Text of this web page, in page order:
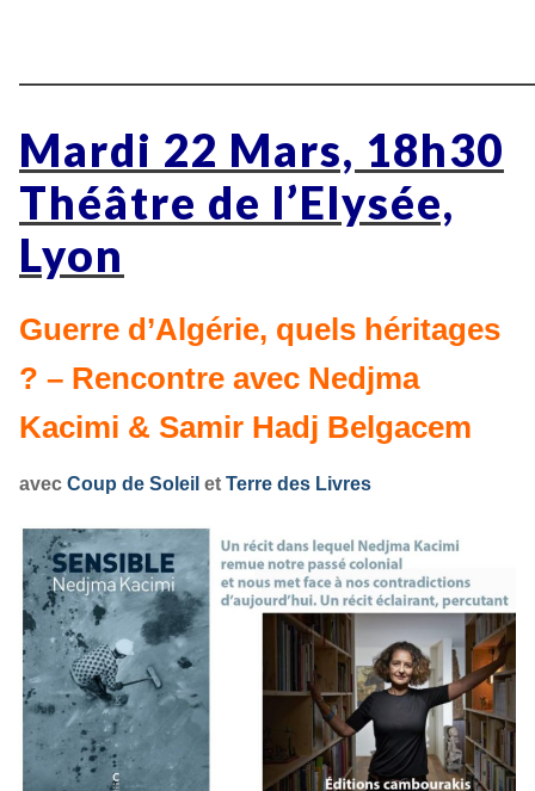
Mardi 22 Mars, 18h30
Théâtre de l’Elysée,
Lyon
Guerre d’Algérie, quels héritages
? – Rencontre avec Nedjma
Kacimi & Samir Hadj Belgacem
avec Coup de Soleil et Terre des Livres